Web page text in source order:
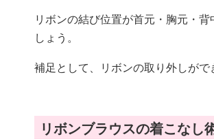
リボンの結び位置が首元・胸元・背
しょう。
補足として、リボンの取り外しがで
リボンブラウスの着こなし